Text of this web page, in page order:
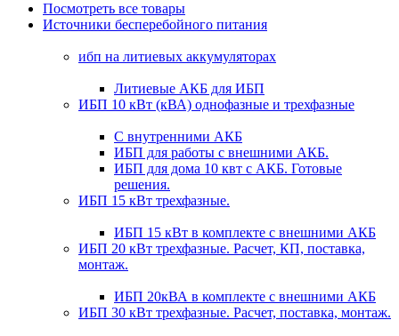
Посмотреть все товары
Источники бесперебойного питания
ибп на литиевых аккумуляторах
Литиевые АКБ для ИБП
ИБП 10 кВт (кВА) однофазные и трехфазные
С внутренними АКБ
ИБП для работы с внешними АКБ.
ИБП для дома 10 квт с АКБ. Готовые
решения.
ИБП 15 кВт трехфазные.
ИБП 15 кВт в комплекте с внешними АКБ
ИБП 20 кВт трехфазные. Расчет, КП, поставка,
монтаж.
ИБП 20кВА в комплекте с внешними АКБ
ИБП 30 кВт трехфазные. Расчет, поставка, монтаж.